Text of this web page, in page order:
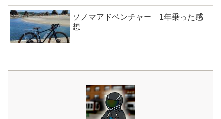
ソノマアドベンチャー 1年乗った感
想